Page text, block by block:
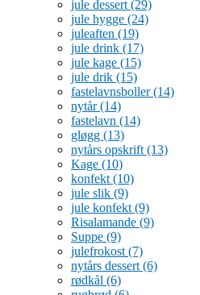
jule dessert (29)
jule hygge (24)
juleaften (19)
jule drink (17)
jule kage (15)
jule drik (15)
fastelavnsboller(14)
nytår(14)
fastelavn (14)
gløgg (13)
nytårs opskrift (13)
Kage (10)
konfekt (10)
jule slik (9)
jule konfekt (9)
Risalamande (9)
Suppe (9)
julefrokost (7)
nytårs dessert (6)
rødkål (6)